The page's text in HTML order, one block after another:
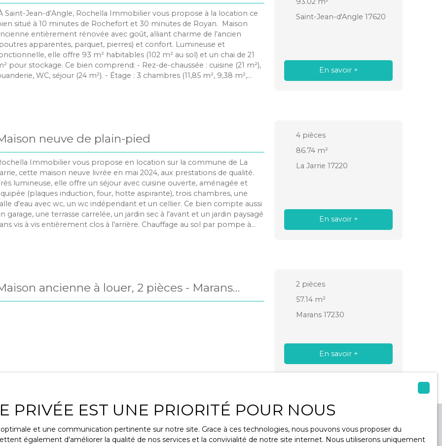
demandées. 17620
Saint-Jean-d’Angle, Rochella Immobilier vous propose à la location ce
situé à 10 minutes de Rochefort et 30 minutes de Royan. Maison
entièrement rénovée avec goût, alliant charme de l’ancien
apparentes, parquet, pierres) et confort. Lumineuse et
elle offre 93 m² habitables (102 m² au sol) et un chai de 21
pour stockage. Ce bien comprend: - Rez-de-chaussée : cuisine (21 m²),
WC, séjour (24 m²). - Étage : 3 chambres (11,85 m², 9,38 m²,
Saint-Jean-d'Angle 17620
En savoir +
neuve de plain-pied
Immobilier vous propose en location sur la commune de La
cette maison neuve livrée en mai 2024, aux prestations de qualité.
lumineuse, elle offre un séjour avec cuisine ouverte, aménagée et
(plaques induction, four, hotte aspirante), trois chambres, une
d'eau avec wc, un wc indépendant et un cellier. Ce bien compte aussi
garage, une terrasse carrelée, un jardin sec à l'avant et un jardin paysagé
vis à vis entièrement clos à l'arrière. Chauffage au sol par pompe à
4 pièces
86.74 m²
La Jarrie 17220
En savoir +
ancienne à louer, 2 pièces - Marans
2 pièces
57.14 m²
Marans 17230
En savoir +
PRIVÉE EST UNE PRIORITÉ POUR NOUS
et une communication pertinente sur notre site. Grace à ces technologies, nous pouvons vous proposer du
également d'améliorer la qualité de nos services et la convivialité de notre site internet. Nous utiliserons uniquement